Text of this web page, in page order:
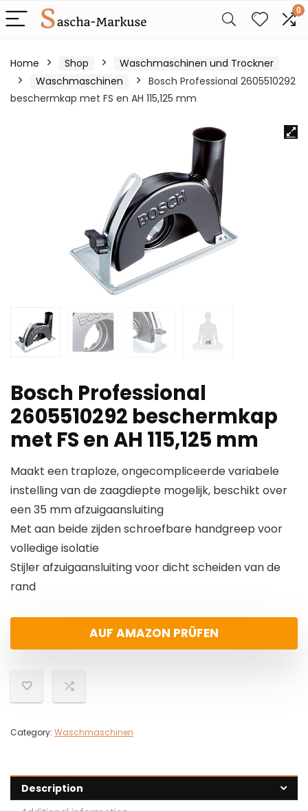
0
Home Shop
Waschmaschinen und Trockner
Waschmaschinen
Bosch Professional 2605510292
beschermkap met FS en AH 115,125 mm
Bosch Professional
2605510292 beschermkap
met FS en AH 115,125 mm
Maakt een traploze, ongecompliceerde variabele
instelling van de zaagdiepte mogelijk, beschikt over
een 35 mm afzuigaansluiting
Met aan beide zijden schroefbare handgreep voor
volledige isolatie
Stijler afzuigaansluiting voor dicht scheiden van de
rand
AUF AMAZON PRÜFEN
Category: Waschmaschinen
Description